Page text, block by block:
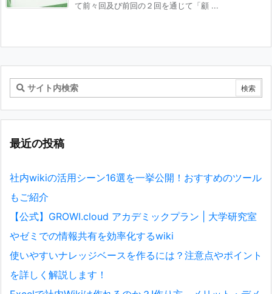
て前々回及び前回の２回を通じて「顧 ...
最近の投稿
社内wikiの活用シーン16選を一挙公開！おすすめのツール
もご紹介
【公式】GROWI.cloud アカデミックプラン | 大学研究室
やゼミでの情報共有を効率化するwiki
使いやすいナレッジベースを作るには？注意点やポイント
を詳しく解説します！